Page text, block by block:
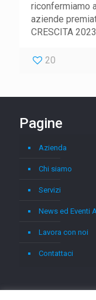
riconfermiamo
aziende
CRESCITA
20
Pagine
Azienda
Chi siamo
Servizi
News ed Eventi
Lavora con noi
Contattaci